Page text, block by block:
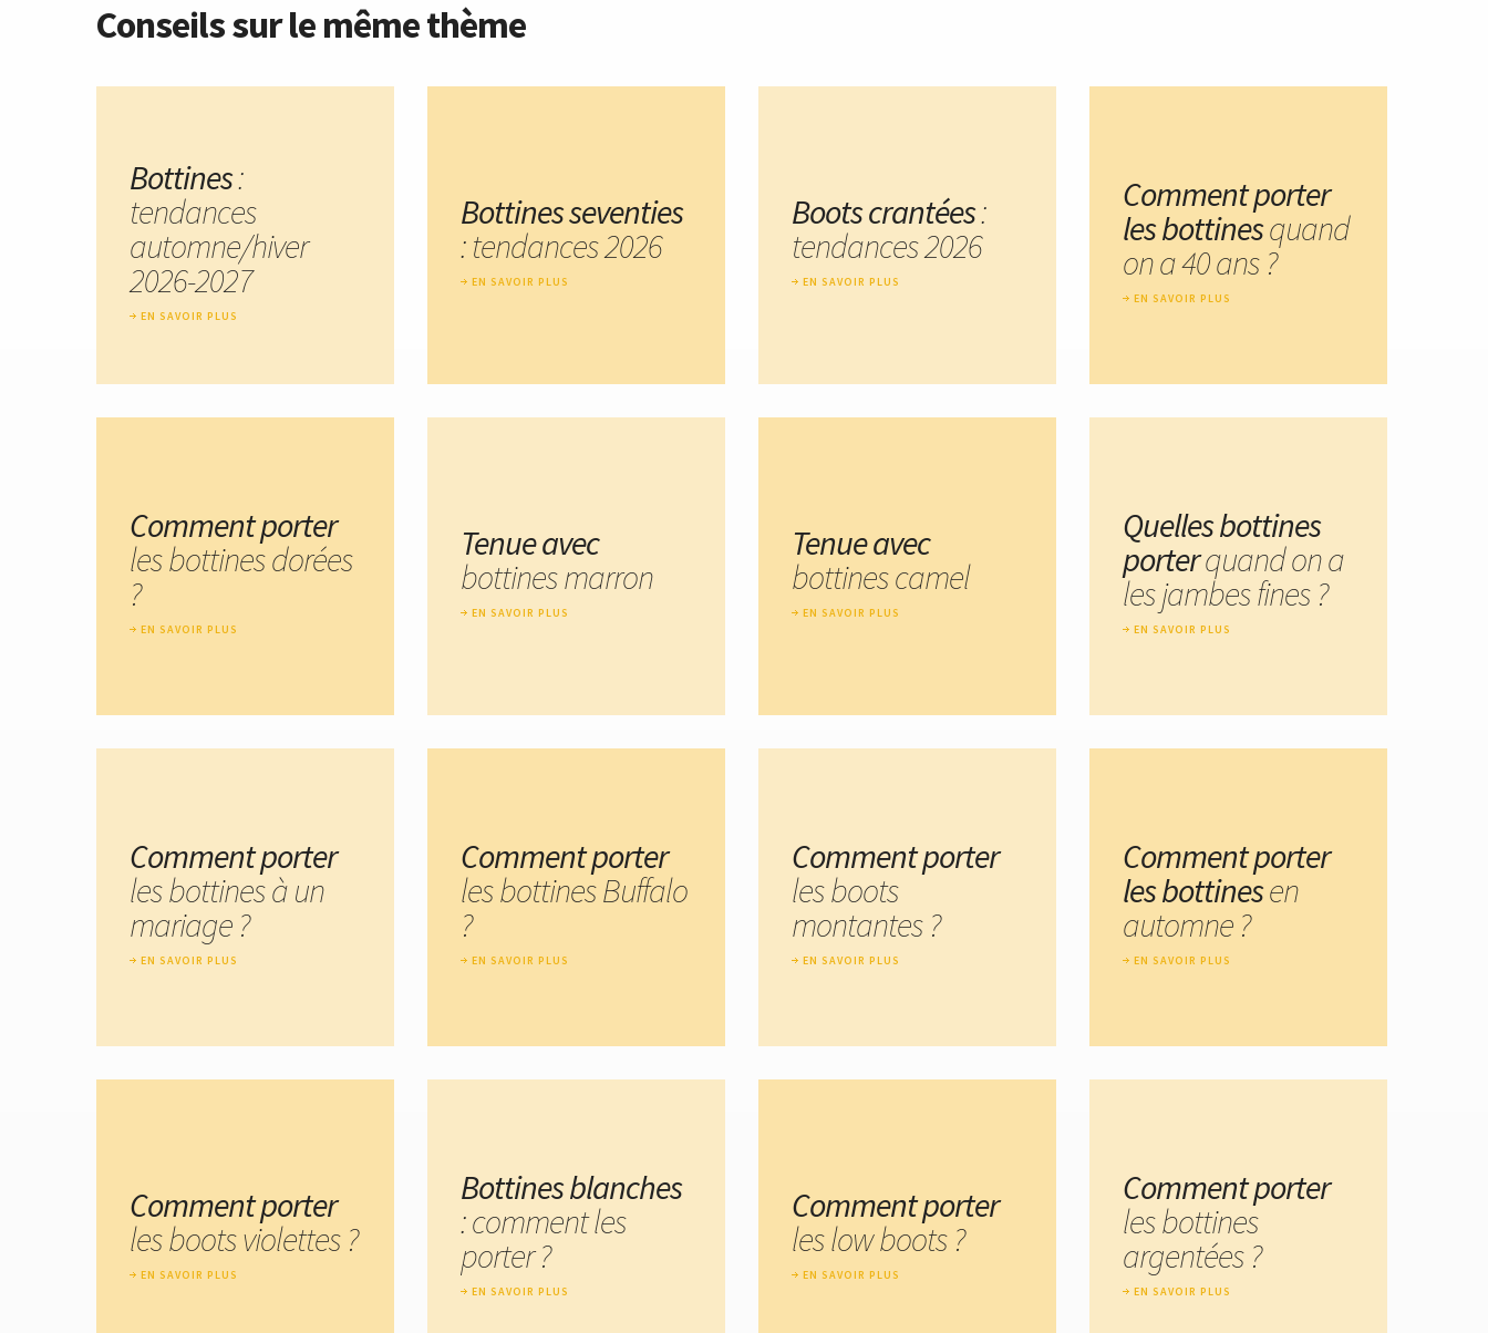
Conseils sur le même thème
Bottines:
tendances
automne/hiver
2026-2027
EN SAVOIR PLUS
Bottines seventies
: tendances 2026
EN SAVOIR PLUS
Boots crantées:
tendances 2026
EN SAVOIR PLUS
Comment porter
les bottinesquand
on a 40 ans ?
EN SAVOIR PLUS
Comment porter
les bottines dorées
?
EN SAVOIR PLUS
Tenue avec
bottines marron
EN SAVOIR PLUS
Tenue avec
bottines camel
EN SAVOIR PLUS
Quelles bottines
porterquand on a
les jambes fines ?
EN SAVOIR PLUS
Comment porter
les bottines à un
mariage ?
EN SAVOIR PLUS
Comment porter
les bottines Buffalo
?
EN SAVOIR PLUS
Comment porter
les boots
montantes ?
EN SAVOIR PLUS
Comment porter
les bottinesen
automne ?
EN SAVOIR PLUS
Comment porter
les boots violettes ?
EN SAVOIR PLUS
Bottines blanches
: comment les
porter ?
EN SAVOIR PLUS
Comment porter
les low boots ?
EN SAVOIR PLUS
Comment porter
les bottines
argentées ?
EN SAVOIR PLUS